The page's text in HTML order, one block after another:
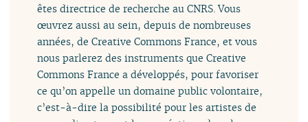
êtes directrice de recherche au CNRS. Vous
œuvrez aussi au sein, depuis de nombreuses
années, de Creative Commons France, et vous
nous parlerez des instruments que Creative
Commons France a développés, pour favoriser
ce qu’on appelle un domaine public volontaire,
c’est-à-dire la possibilité pour les artistes de